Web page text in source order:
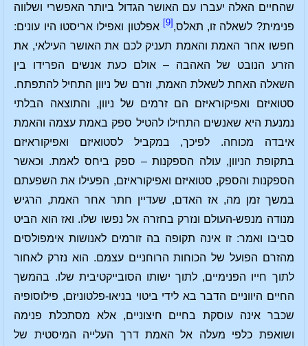
שהחיים האלה יעברו עם האושר הגדול ביותר האפשרי ושלווה
פנימית? לשאלה זו, תאלס, [9]
אפלטון ואפילו אריסטו היו עונים:
חפשו אחר האמת והאמת תעניק לכם את האושר העילאי, את
הזרע הנובט של האהבה – אולם כעת אנשים הפרידו בין
השאלה האחת לשאלת האמת, וזרם של ניוון התחיל להתפתח.
סטואיזם ואפיקוראיזם הם זרמים של ניוון, והתוצאה הבלתי
נמנעת היא שאנשים התחילו להטיל ספק באמת עצמה והאמת
איבדה מכוחה. לפיכך, במקביל לסטואיזם ואפיקוראיזם
בתקופת הניוון, עולה הספקנות – ספק ביחס לאמת. וכאשר
הספקנות והספק, סטואיזם ואפיקוראיזם, הפעילו את השפעתם
במשך זמן מה, אז האדם, שעדיין חתר אחר האמת, הרגיש
מנודה מנפש-העולם ונזרק בחזרה אל נפשו שלו. ואז הוא הביט
סביבו ואמר: זו אינה תקופה בה זורמים לאנושות אימפולסים
מהזרם הפועל של הכוחות הרוחניים עצמם. הוא נזרק לאחור
לתוך חייו הפנימיים, לתוך ישותו הסובייקטיבית שלו. בהמשך
החיים היווניים הדבר בא לידי ביטוי בניאו-פלטוניזם, פילוסופיה
שכבר אינה עוסקת בחיים חיצוניים, אלא מסתכלת פנימה
ושואפת כלפי מעלה אל האמת דרך העלייה המיסטית של